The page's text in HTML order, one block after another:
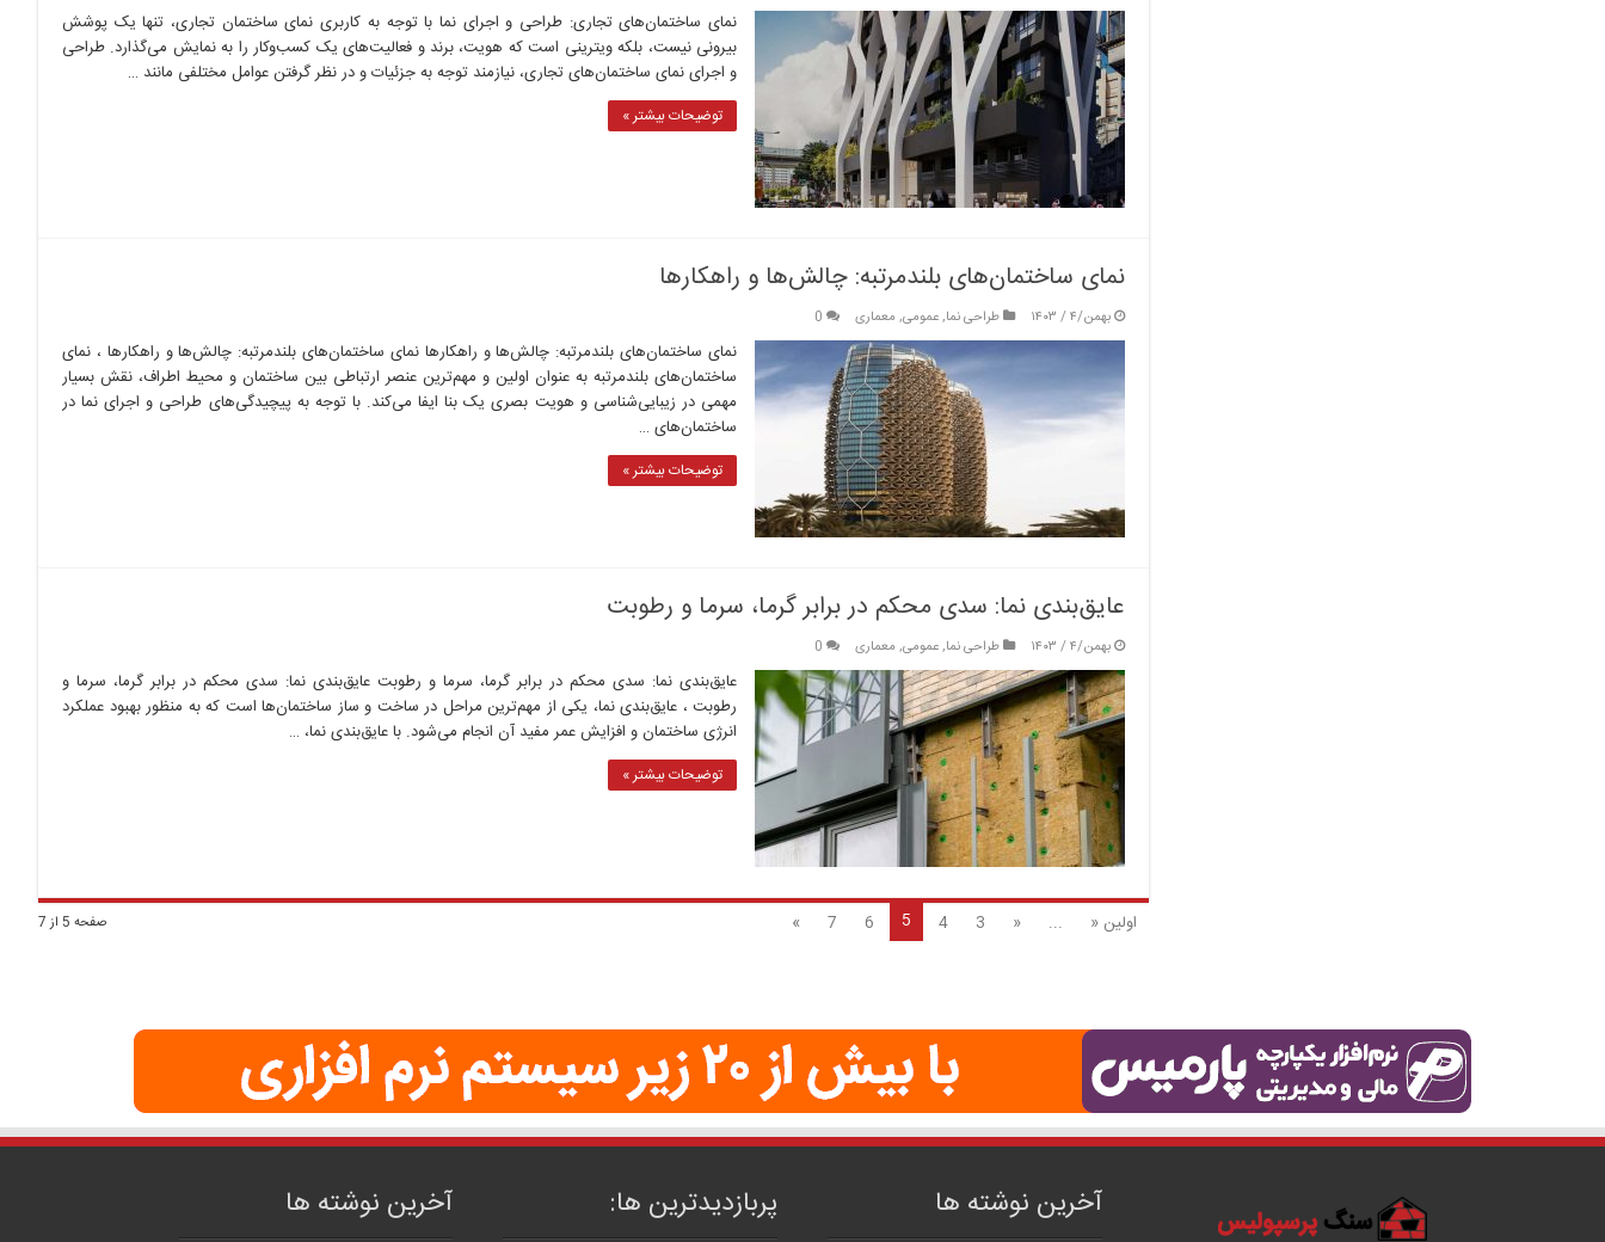
نمای ساختمان‌های تجاری: طراحی و اجرای نما با توجه به کاربری نمای ساختمان تجاری، تنها یک پوشش
بیرونی نیست، بلکه ویترینی است که هویت، برند و فعالیت‌های یک کسب‌وکار را به نمایش می‌گذارد. طراحی
و اجرای نمای ساختمان‌های تجاری، نیازمند توجه به جزئیات و در نظر گرفتن عوامل مختلفی مانند …
توضیحات بیشتر »
نمای ساختمان‌های بلندمرتبه: چالش‌ها و راهکارها
بهمن/۴ / ۱۴۰۳ طراحی نما,عمومی, معماری 0
نمای ساختمان‌های بلندمرتبه: چالش‌ها و راهکارها نمای ساختمان‌های بلندمرتبه: چالش‌ها و راهکارها ، نمای
ساختمان‌های بلندمرتبه به عنوان اولین و مهم‌ترین عنصر ارتباطی بین ساختمان و محیط اطراف، نقش بسیار
مهمی در زیبایی‌شناسی و هویت بصری یک بنا ایفا می‌کند. با توجه به پیچیدگی‌های طراحی و اجرای نما در
ساختمان‌های …
توضیحات بیشتر »
عایق‌بندی نما: سدی محکم در برابر گرما، سرما و رطوبت
بهمن/۴ / ۱۴۰۳ طراحی نما,عمومی, معماری 0
عایق‌بندی نما: سدی محکم در برابر گرما، سرما و رطوبت عایق‌بندی نما: سدی محکم در برابر گرما، سرما و
رطوبت ، عایق‌بندی نما، یکی از مهم‌ترین مراحل در ساخت و ساز ساختمان‌ها است که به منظور بهبود عملکرد
انرژی ساختمان و افزایش عمر مفید آن انجام می‌شود. با عایق‌بندی نما، …
توضیحات بیشتر »
صفحه 5 از 7 اولین « ...
«
3
4
5
6
7
»
آخرین نوشته ها پربازدیدترین‌ ها: آخرین نوشته ها